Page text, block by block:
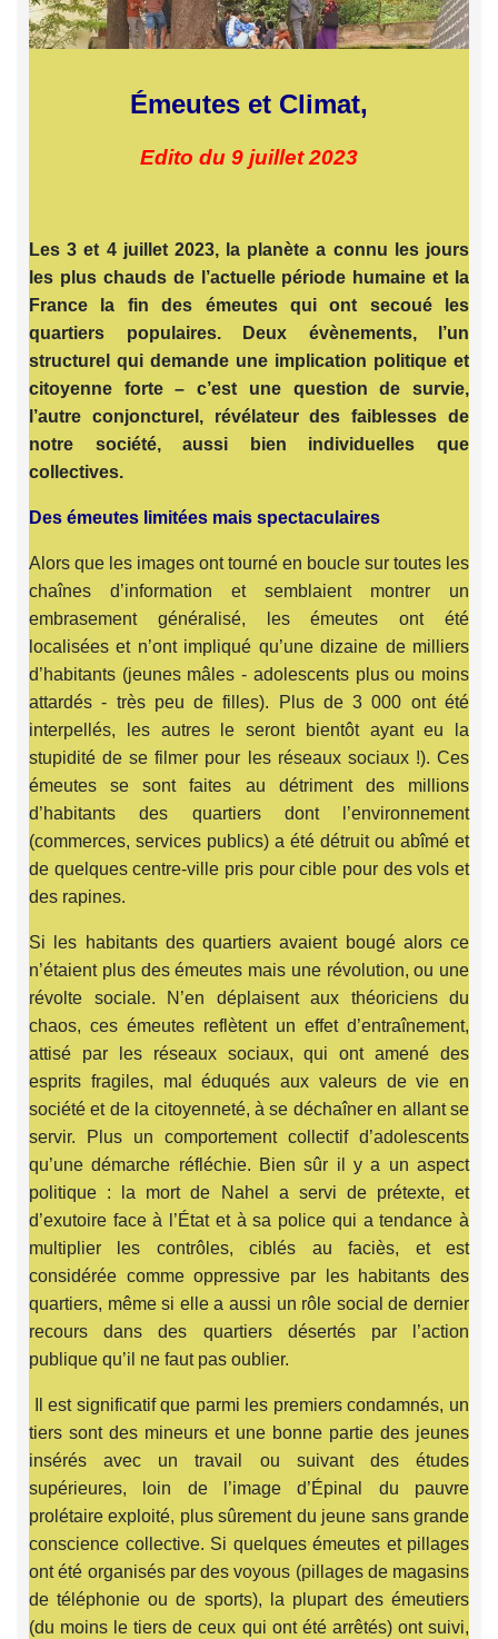
Émeutes et Climat,
Edito du 9 juillet 2023
Les 3 et 4 juillet 2023, la planète a connu les jours
les plus chauds de l’actuelle période humaine et la
France la fin des émeutes qui ont secoué les
quartiers populaires. Deux évènements, l’un
structurel qui demande une implication politique et
citoyenne forte – c’est une question de survie,
l’autre conjoncturel, révélateur des faiblesses de
notre société, aussi bien individuelles que
collectives.
Des émeutes limitées mais spectaculaires
Alors que les images ont tourné en boucle sur toutes les
chaînes d’information et semblaient montrer un
embrasement généralisé, les émeutes ont été
localisées et n’ont impliqué qu’une dizaine de milliers
d’habitants (jeunes mâles - adolescents plus ou moins
attardés - très peu de filles). Plus de 3 000 ont été
interpellés, les autres le seront bientôt ayant eu la
stupidité de se filmer pour les réseaux sociaux !). Ces
émeutes se sont faites au détriment des millions
d’habitants des quartiers dont l’environnement
(commerces, services publics) a été détruit ou abîmé et
de quelques centre-ville pris pour cible pour des vols et
des rapines.
Si les habitants des quartiers avaient bougé alors ce
n’étaient plus des émeutes mais une révolution, ou une
révolte sociale. N’en déplaisent aux théoriciens du
chaos, ces émeutes reflètent un effet d’entraînement,
attisé par les réseaux sociaux, qui ont amené des
esprits fragiles, mal éduqués aux valeurs de vie en
société et de la citoyenneté, à se déchaîner en allant se
servir. Plus un comportement collectif d’adolescents
qu’une démarche réfléchie. Bien sûr il y a un aspect
politique : la mort de Nahel a servi de prétexte, et
d’exutoire face à l’État et à sa police qui a tendance à
multiplier les contrôles, ciblés au faciès, et est
considérée comme oppressive par les habitants des
quartiers, même si elle a aussi un rôle social de dernier
recours dans des quartiers désertés par l’action
publique qu’il ne faut pas oublier.
Il est significatif que parmi les premiers condamnés, un
tiers sont des mineurs et une bonne partie des jeunes
insérés avec un travail ou suivant des études
supérieures, loin de l’image d’Épinal du pauvre
prolétaire exploité, plus sûrement du jeune sans grande
conscience collective. Si quelques émeutes et pillages
ont été organisés par des voyous (pillages de magasins
de téléphonie ou de sports), la plupart des émeutiers
(du moins le tiers de ceux qui ont été arrêtés) ont suivi,